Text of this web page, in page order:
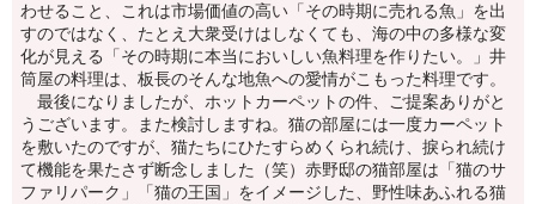
わせること、これは市場価値の高い「その時期に売れる魚」を出
すのではなく、たとえ大衆受けはしなくても、海の中の多様な変
化が見える「その時期に本当においしい魚料理を作りたい。」井
筒屋の料理は、板長のそんな地魚への愛情がこもった料理です。
最後になりましたが、ホットカーペットの件、ご提案ありがと
うございます。また検討しますね。猫の部屋には一度カーペット
を敷いたのですが、猫たちにひたすらめくられ続け、捩られ続け
て機能を果たさず断念しました（笑）赤野邸の猫部屋は「猫のサ
ファリパーク」「猫の王国」をイメージした、野性味あふれる猫